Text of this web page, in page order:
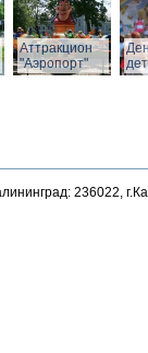
Аттракцион
"Аэропорт"
236022,